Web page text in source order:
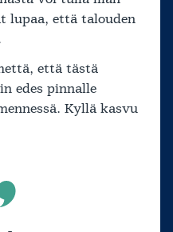
lupaa, että talouden
että tästä
edes pinnalle
Kyllä kasvu